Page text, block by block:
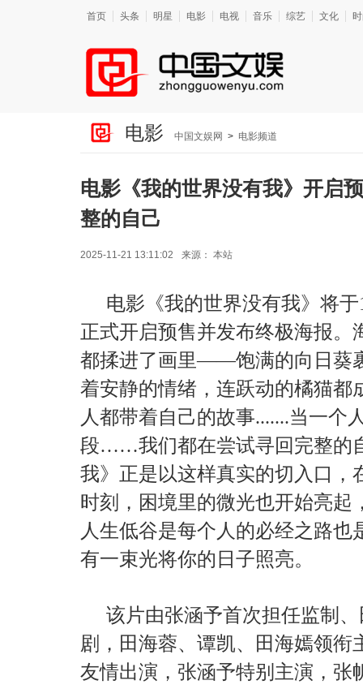
首页 头条 明星 电影 电视 音乐 综艺 文化
电影 中国文娱网 > 电影频道
电影《我的世界没有我》开启
整的自己
2025-11-21 13:11:02 来源： 本站
电影《我的世界没有我》将
正式开启预售并发布终极海报。
都揉进了画里——饱满的向日葵
着安静的情绪，连跃动的橘猫都
人都带着自己的故事.......当一个
段……我们都在尝试寻回完整的
我》正是以这样真实的切入口，
时刻，困境里的微光也开始亮起
人生低谷是每个人的必经之路
有一束光将你的日子照亮。
该片由张涵予首次担任监制
剧，田海蓉、谭凯、田海嫣领衔
友情出演，张涵予特别主演，张